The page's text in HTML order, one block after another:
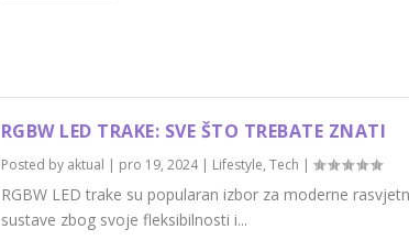
RGBW LED TRAKE: SVE ŠTO TREBATE ZNATI
Posted by aktual | pro 19, 2024| Lifestyle, Tech |
RGBW LED trake su popularan izbor za moderne
sustave zbog svoje fleksibilnosti i...